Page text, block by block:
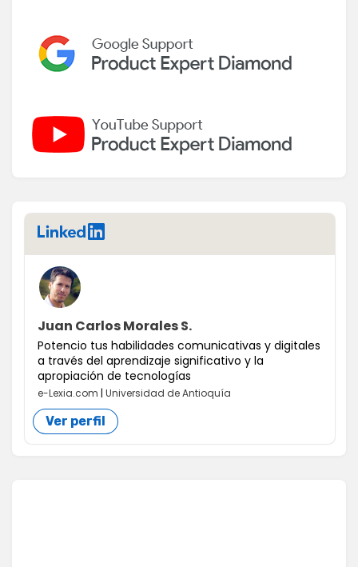
LinkedIn
Juan Carlos Morales S.
Potencio tus habilidades comunicativas y digitales
a través del aprendizaje significativo y la
apropiación de tecnologías
e-Lexia.com Universidad de Antioquía
Ver perfil